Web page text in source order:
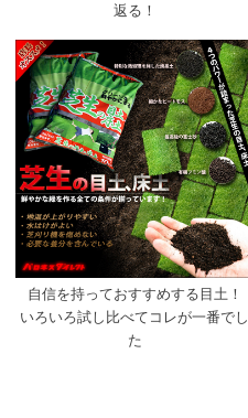
返る！
自信を持っておすすめする目土！
いろいろ試し比べてコレが一番でし
た